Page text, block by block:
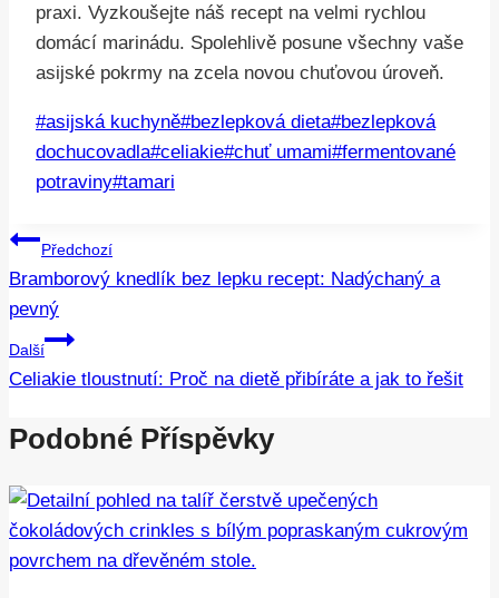
praxi. Vyzkoušejte náš recept na velmi rychlou
domácí marinádu. Spolehlivě posune všechny vaše
asijské pokrmy na zcela novou chuťovou úroveň.
Štítky
příspěvků:
#asijská kuchyně#bezlepková dieta#bezlepková
dochucovadla#celiakie#chuť umami#fermentované
potraviny#tamari
Navigace
Pro
Příspěvek
Předchozí
Bramborový knedlík bez lepku recept: Nadýchaný a
pevný
Další
Celiakie tloustnutí: Proč na dietě přibíráte a jak to řešit
Podobné Příspěvky